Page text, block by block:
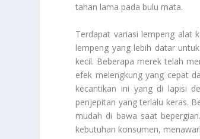
tahan lama pada bulu mata.
Terdapat variasi lempeng alat
lempeng yang lebih datar
kecil. Beberapa merek telah
efek melengkung yang cepat
kecantikan ini yang di lapisi
penjepitan yang terlalu keras.
mudah di bawa saat
kebutuhan konsumen,